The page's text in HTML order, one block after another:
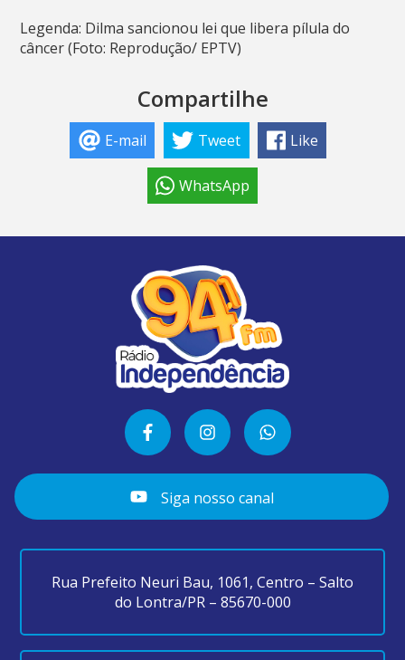
Legenda: Dilma sancionou lei que libera pílula do
câncer (Foto: Reprodução/ EPTV)
Compartilhe
E-mail Tweet Like
WhatsApp
Siga nosso canal
Rua Prefeito Neuri Bau, 1061, Centro – Salto
do Lontra/PR – 85670-000